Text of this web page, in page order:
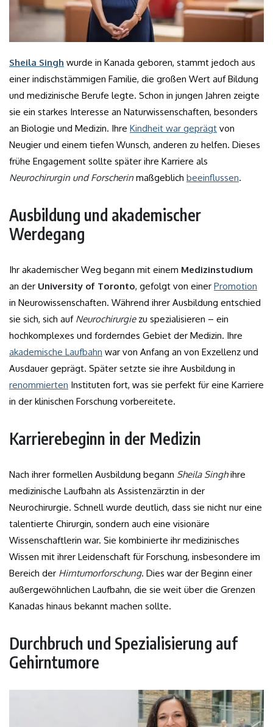
Sheila Singh wurde in Kanada geboren, stammt jedoch aus
einer indischstämmigen Familie, die großen Wert auf Bildung
und medizinische Berufe legte. Schon in jungen Jahren zeigte
sie ein starkes Interesse an Naturwissenschaften, besonders
an Biologie und Medizin. Ihre Kindheit war geprägt von
Neugier und einem tiefen Wunsch, anderen zu helfen. Dieses
frühe Engagement sollte später ihre Karriere als
Neurochirurgin und Forscherin maßgeblich beeinflussen.
Ausbildung und akademischer
Werdegang
Ihr akademischer Weg begann mit einem Medizinstudium
an der University of Toronto, gefolgt von einer Promotion
in Neurowissenschaften. Während ihrer Ausbildung entschied
sie sich, sich auf Neurochirurgiezu spezialisieren – ein
hochkomplexes und forderndes Gebiet der Medizin. Ihre
akademische Laufbahn war von Anfang an von Exzellenz und
Ausdauer geprägt. Später setzte sie ihre Ausbildung in
renommierten Instituten fort, was sie perfekt für eine Karriere
in der klinischen Forschung vorbereitete.
Karrierebeginn in der Medizin
Nach ihrer formellen Ausbildung begann Sheila Singhihre
medizinische Laufbahn als Assistenzärztin in der
Neurochirurgie. Schnell wurde deutlich, dass sie nicht nur eine
talentierte Chirurgin, sondern auch eine visionäre
Wissenschaftlerin war. Sie kombinierte ihr medizinisches
Wissen mit ihrer Leidenschaft für Forschung, insbesondere im
Bereich der Hirntumorforschung. Dies war der Beginn einer
außergewöhnlichen Laufbahn, die sie weit über die Grenzen
Kanadas hinaus bekannt machen sollte.
Durchbruch und Spezialisierung auf
Gehirntumore